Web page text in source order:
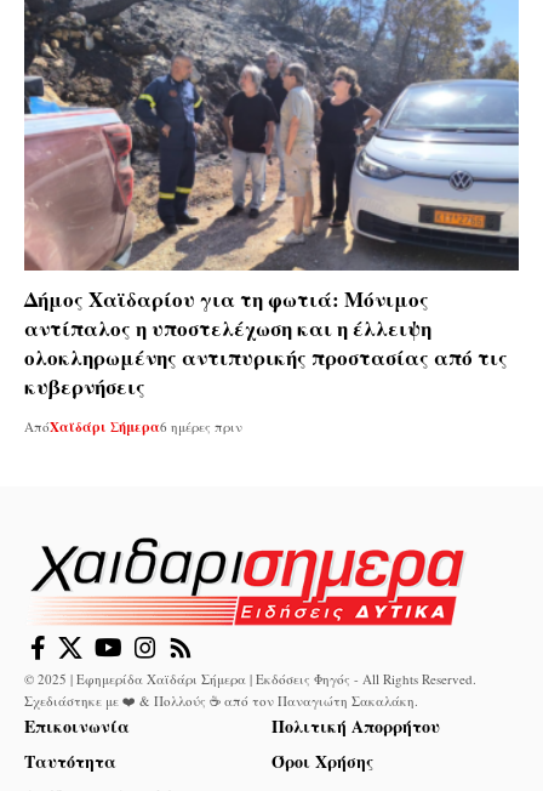
Δήμος Χαϊδαρίου για τη φωτιά: Μόνιμος
αντίπαλος η υποστελέχωση και η έλλειψη
ολοκληρωμένης αντιπυρικής προστασίας από τις
κυβερνήσεις
ΑπόΧαϊδάρι Σήμερα6 ημέρες πριν
© 2025 | Εφημερίδα Χαϊδάρι Σήμερα | Εκδόσεις Φηγός - All Rights Reserved.
Σχεδιάστηκε με ❤️ & Πολλούς ☕ από τον Παναγιώτη Σακαλάκη
Επικοινωνία
Ταυτότητα
Πολιτική Απορρήτου
Όροι Χρήσης